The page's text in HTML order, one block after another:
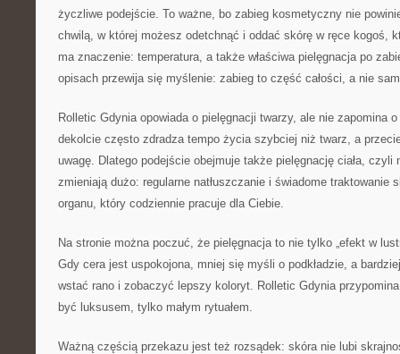
życzliwe podejście. To ważne, bo zabieg kosmetyczny nie
chwilą, w której możesz odetchnąć i oddać skórę w ręce kogoś,
ma znaczenie: temperatura, a także właściwa pielęgnacja po
opisach przewija się myślenie: zabieg to część całości, a nie
Rolletic Gdynia opowiada o pielęgnacji twarzy, ale nie zapomina
dekolcie często zdradza tempo życia szybciej niż twarz, a
uwagę. Dlatego podejście obejmuje także pielęgnację ciała,
zmieniają dużo: regularne natłuszczanie i świadome traktowanie
organu, który codziennie pracuje dla Ciebie.
Na stronie można poczuć, że pielęgnacja to nie tylko „efekt w
Gdy cera jest uspokojona, mniej się myśli o podkładzie, a
wstać rano i zobaczyć lepszy koloryt. Rolletic Gdynia
być luksusem, tylko małym rytuałem.
Ważną częścią przekazu jest też rozsądek: skóra nie lubi